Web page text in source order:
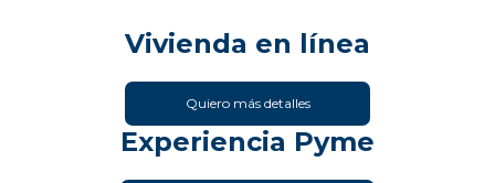
Vivienda en línea
Quiero más detalles
Experiencia Pyme